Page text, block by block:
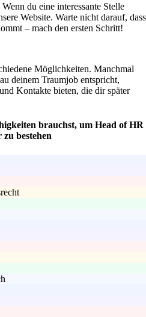
du eine interessante Stelle
Website. Warte nicht darauf, dass
– mach den ersten Schritt!
Möglichkeiten. Manchmal
deinem Traumjob entspricht,
Kontakte bieten, die dir später
brauchst, um Head of HR
bestehen